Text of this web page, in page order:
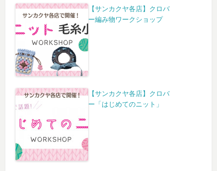
【サンカクヤ各店】クロバ
ー編み物ワークショップ
【サンカクヤ各店】クロバ
ー「はじめてのニット」